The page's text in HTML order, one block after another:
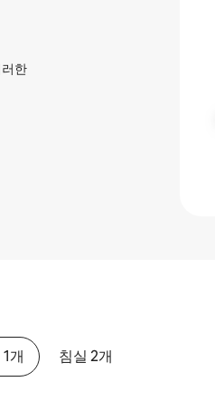
한
개 침실 2개